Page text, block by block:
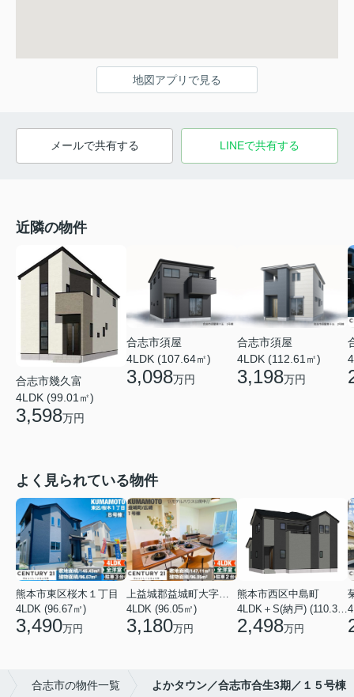
地図アプリで見る
メールで共有する LINEで共有する
近隣の物件
合志市幾久富
4LDK (99.01㎡)
3,598万円
合志市須屋
4LDK (107.64㎡)
3,098万円
合志市須屋
4LDK (112.61㎡)
3,198万円
よく見られている物件
熊本市東区桜木１丁目
4LDK (96.67㎡)
3,490万円
上益城郡益城町大字広崎
4LDK (96.05㎡)
3,180万円
熊本市西区中島町
4LDK＋S(納戸) (110.37㎡)
2,498万円
合志市の物件一覧 よかタウン／合志市合生3期／１５号棟